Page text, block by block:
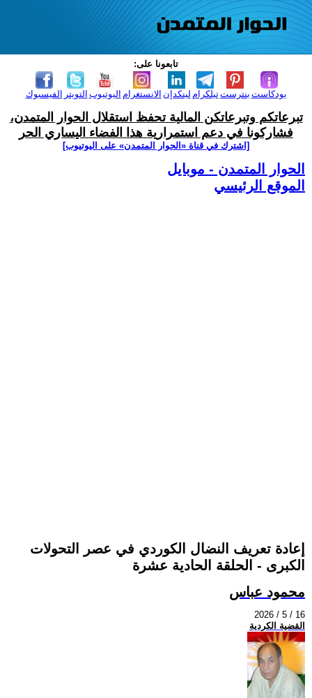
تابعونا على:
الفيسبوك التويتر اليوتيوب الانستغرام لينكدإن تيلكرامبنترست بودكاست
تبرعاتكم وتبرعاتكن المالية تحفظ استقلال الحوار المتمدن،
فشاركونا في دعم استمرارية هذا الفضاء اليساري الحر
[اشترك في قناة ‫«الحوار المتمدن» على اليوتيوب]
الحوار المتمدن - موبايل
الموقع الرئيسي
إعادة تعريف النضال الكوردي في عصر التحولات
الكبرى - الحلقة الحادية عشرة
محمود عباس
2026 / 5 / 16
القضية الكردية